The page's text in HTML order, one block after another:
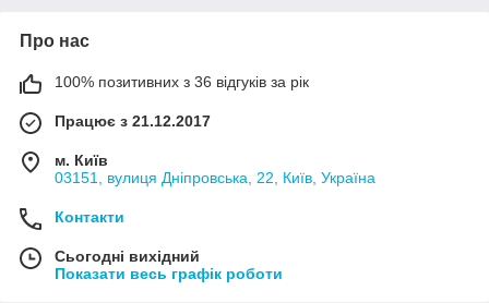
Про нас
100% позитивних з 36 відгуків за рік
Працює з 21.12.2017
м. Київ
03151, вулиця Дніпровська, 22, Київ, Україна
Контакти
Сьогодні вихідний
Показати весь графік роботи